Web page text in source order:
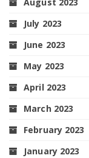
July 2023
June 2023
May 2023
April 2023
March 2023
February 2023
January 2023